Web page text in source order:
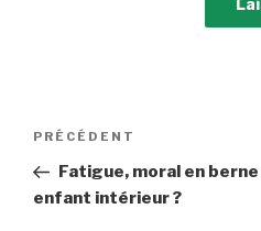
Navigation
l’article
Article
précédent
PRÉCÉDENT
Fatigue, moral en
enfant intérieur ?